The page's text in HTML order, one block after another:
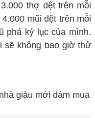
thợ dệt trên mỗi
mũi dệt trên mỗi
phá kỷ lục của mình.
sẽ không bao giờ thử